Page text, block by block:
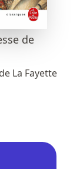
de
La Fayette